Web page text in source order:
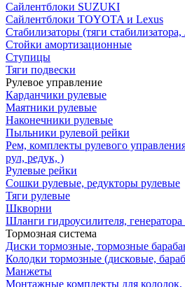
Сайлентблоки SUZUKI
Сайлентблоки TOYOTA и Lexus
Стабилизаторы (тяги
Стойки амортизационные
Ступицы
Тяги подвески
Рулевое управление
Карданчики рулевые
Маятники рулевые
Наконечники рулевые
Пыльники рулевой рейки
Рем, комплекты рулевого
рул, редук, )
Рулевые рейки
Сошки рулевые, редукторы рулевые
Тяги рулевые
Шкворни
Шланги гидроусилителя, генератора
Тормозная система
Диски тормозные, тормозные
Колодки тормозные (дисковые,
Манжеты
Монтажные комплекты для